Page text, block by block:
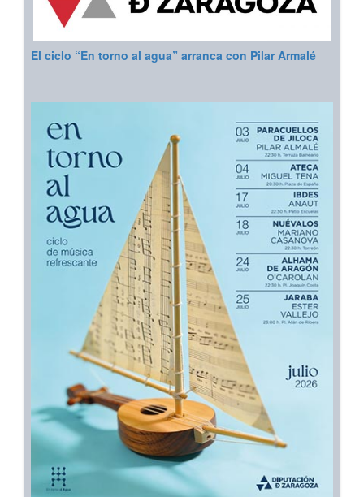
El ciclo “En torno al agua” arranca con Pilar Armalé